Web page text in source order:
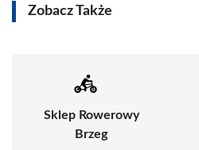
Zobacz Także
Sklep Rowerowy
Brzeg